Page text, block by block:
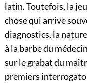
latin. Toutefois, la
chose qui arrive
diagnostics, la
à la barbe du
sur le grabat du
premiers